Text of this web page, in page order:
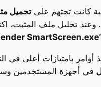
كانت تحثهم على
وعند تحليل ملف المثبت،
أوامر بامتيازات أعلى